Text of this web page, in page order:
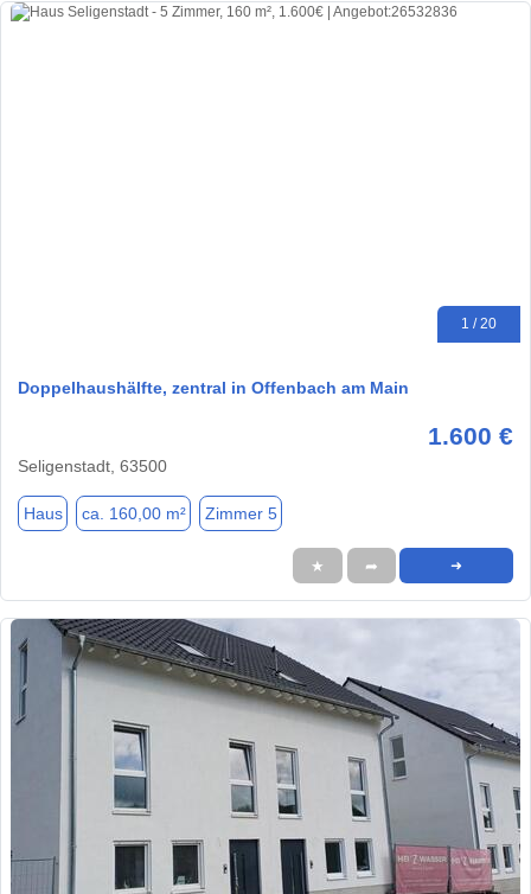
1 / 20
Doppelhaushälfte, zentral in Offenbach am Main
1.600 €
Seligenstadt, 63500
Haus ca. 160,00 m² Zimmer 5
★ ➦ ➜